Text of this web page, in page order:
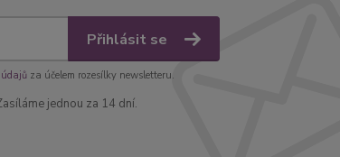
Přihlásit se
za účelem rozesílky newsletteru.
jednou za 14 dní.